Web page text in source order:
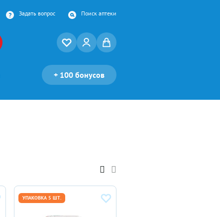
Задать вопрос Поиск аптеки
+ 100 бонусов
УПАКОВКА 5 ШТ.